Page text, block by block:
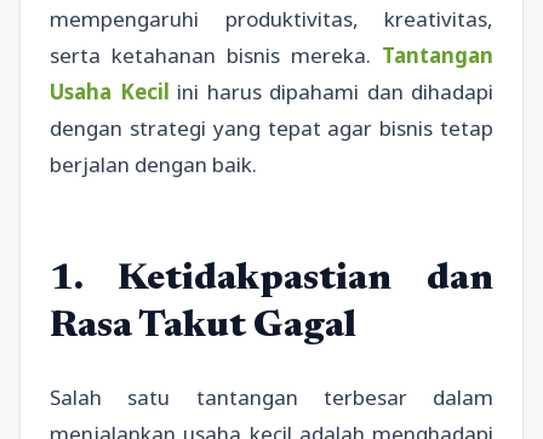
mempengaruhi produktivitas, kreativitas,
serta ketahanan bisnis mereka. Tantangan
Usaha Kecil ini harus dipahami dan dihadapi
dengan strategi yang tepat agar bisnis tetap
berjalan dengan baik.
1. Ketidakpastian dan
Rasa Takut Gagal
Salah satu tantangan terbesar dalam